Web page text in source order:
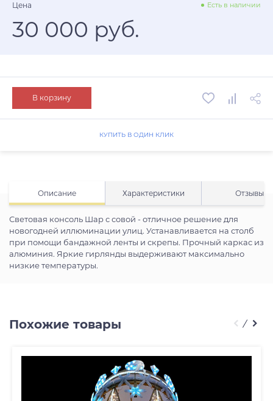
Описание Характеристики Отзывы
Световая консоль Шар с совой - отличное решение для
новогодней иллюминации улиц. Устанавливается на столб
при помощи бандажной ленты и скрепы. Прочный каркас из
алюминия. Яркие гирлянды выдерживают максимально
низкие температуры.
Цена Есть в наличии
30 000 руб.
В корзину
КУПИТЬ В ОДИН КЛИК
Похожие товары